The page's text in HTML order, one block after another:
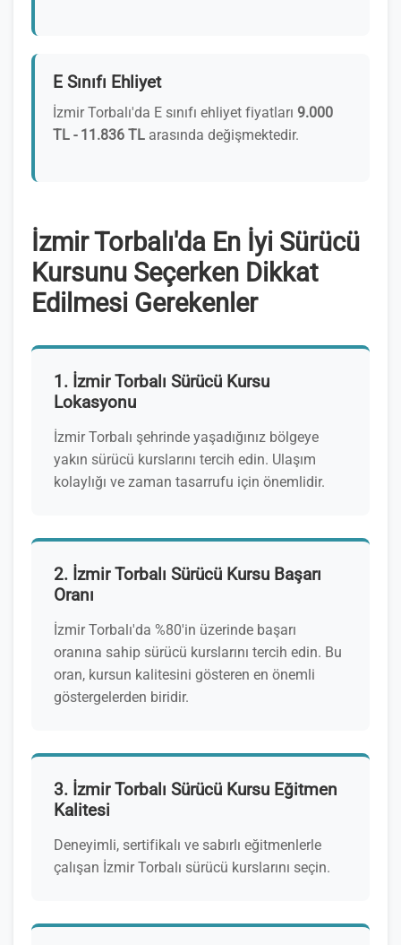
E Sınıfı Ehliyet
İzmir Torbalı'da E sınıfı ehliyet fiyatları 9.000
TL - 11.836 TL arasında değişmektedir.
İzmir Torbalı'da En İyi Sürücü
Kursunu Seçerken Dikkat
Edilmesi Gerekenler
1. İzmir Torbalı Sürücü Kursu
Lokasyonu
İzmir Torbalı şehrinde yaşadığınız bölgeye
yakın sürücü kurslarını tercih edin. Ulaşım
kolaylığı ve zaman tasarrufu için önemlidir.
2. İzmir Torbalı Sürücü Kursu Başarı
Oranı
İzmir Torbalı'da %80'in üzerinde başarı
oranına sahip sürücü kurslarını tercih edin. Bu
oran, kursun kalitesini gösteren en önemli
göstergelerden biridir.
3. İzmir Torbalı Sürücü Kursu Eğitmen
Kalitesi
Deneyimli, sertifikalı ve sabırlı eğitmenlerle
çalışan İzmir Torbalı sürücü kurslarını seçin.